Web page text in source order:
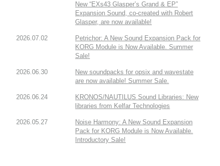
New “EXs43 Glasper’s Grand & EP”
Expansion Sound, co-created with Robert
Glasper, are now available!
2026.07.02
Petrichor: A New Sound Expansion Pack for
KORG Module is Now Available. Summer
Sale!
2026.06.30
New soundpacks for opsix and wavestate
are now available! Summer Sale.
2026.06.24
KRONOS/NAUTILUS Sound Libraries: New
libraries from Kelfar Technologies
2026.05.27
Noise Harmony: A New Sound Expansion
Pack for KORG Module is Now Available.
Introductory Sale!